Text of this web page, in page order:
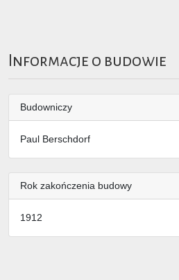
Informacje o budowie
Budowniczy
Paul Berschdorf
Rok zakończenia budowy
1912